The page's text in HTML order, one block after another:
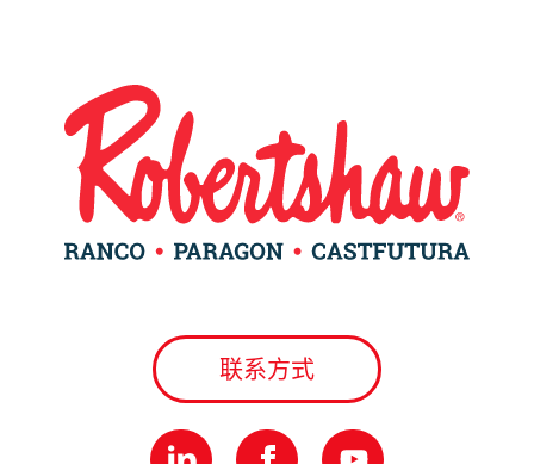
联系方式